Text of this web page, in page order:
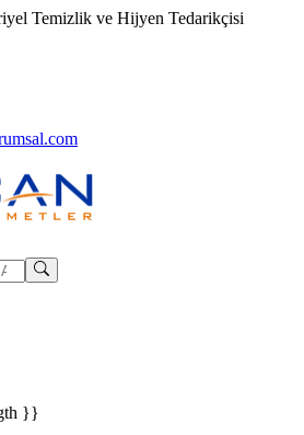
Temizlik ve Hijyen Tedarikçisi
}}